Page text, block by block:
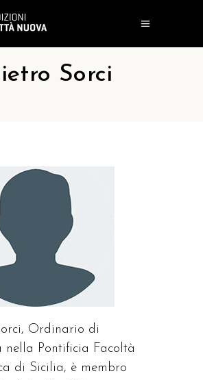
Sorci
Ordinario di
nella Pontificia Facoltà
di Sicilia, è membro